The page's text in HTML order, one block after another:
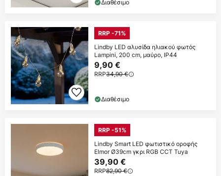
Διαθέσιμο
RRP -71%
Lindby LED αλυσίδα ηλιακού φωτός
Lampini, 200 cm, μαύρο, IP44
9,90 €
RRP34,90 €
Διαθέσιμο
RRP -51%
Lindby Smart LED φωτιστικό οροφής
Elmor Ø39cm γκρι RGB CCT Tuya
39,90 €
RRP82,90 €